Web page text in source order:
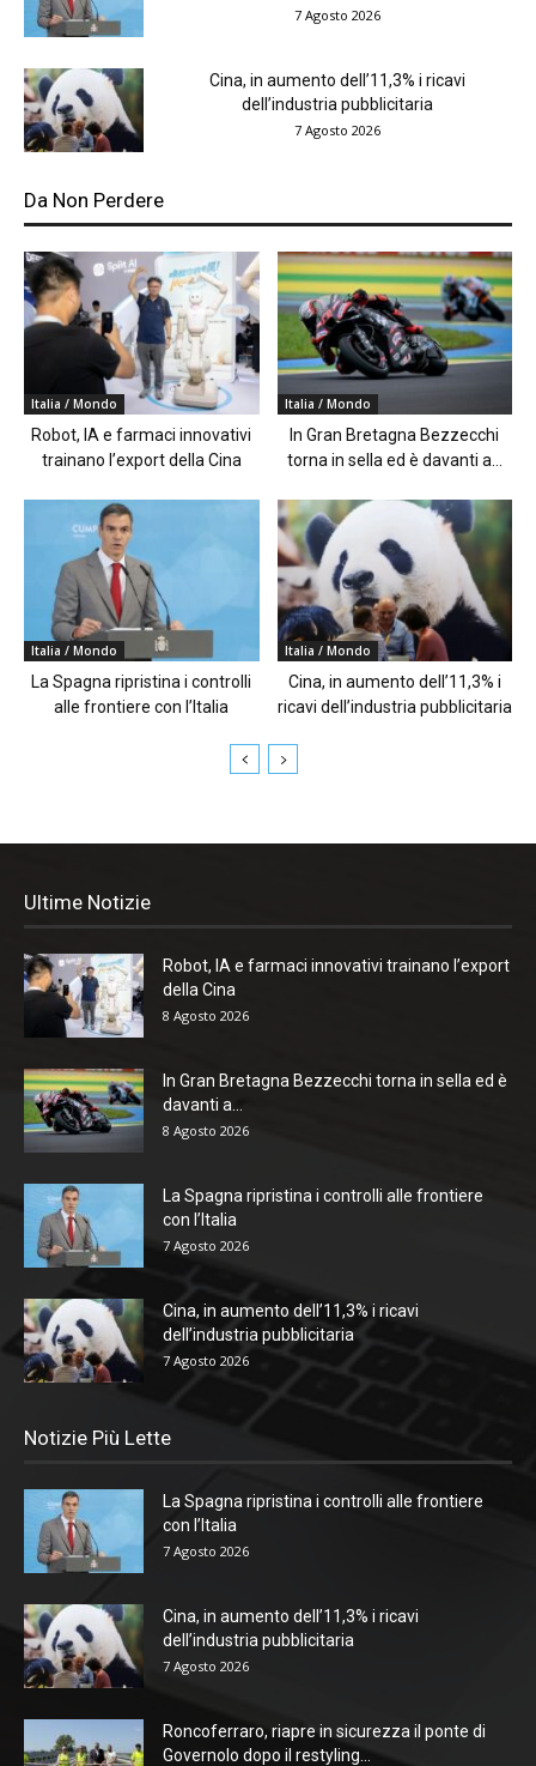
7 Agosto 2026
Cina, in aumento dell’11,3% i ricavi
dell’industria pubblicitaria
7 Agosto 2026
Da Non Perdere
Italia / Mondo
Robot, IA e farmaci innovativi
trainano l’export della Cina
Italia / Mondo
In Gran Bretagna Bezzecchi
torna in sella ed è davanti a...
Italia / Mondo
La Spagna ripristina i controlli
alle frontiere con l’Italia
Italia / Mondo
Cina, in aumento dell’11,3% i
ricavi dell’industria pubblicitaria
Ultime Notizie
Robot, IA e farmaci innovativi trainano l’export
della Cina
8 Agosto 2026
In Gran Bretagna Bezzecchi torna in sella ed è
davanti a...
8 Agosto 2026
La Spagna ripristina i controlli alle frontiere
con l’Italia
7 Agosto 2026
Cina, in aumento dell’11,3% i ricavi
dell’industria pubblicitaria
7 Agosto 2026
Notizie Più Lette
La Spagna ripristina i controlli alle frontiere
con l’Italia
7 Agosto 2026
Cina, in aumento dell’11,3% i ricavi
dell’industria pubblicitaria
7 Agosto 2026
Roncoferraro, riapre in sicurezza il ponte di
Governolo dopo il restyling...